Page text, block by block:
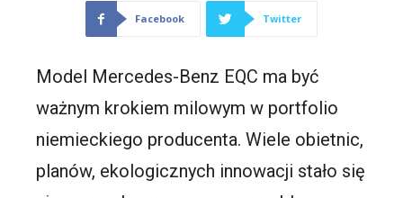
Facebook Twitter
Model Mercedes-Benz EQC ma być
ważnym krokiem milowym w portfolio
niemieckiego producenta. Wiele obietnic,
planów, ekologicznych innowacji stało się